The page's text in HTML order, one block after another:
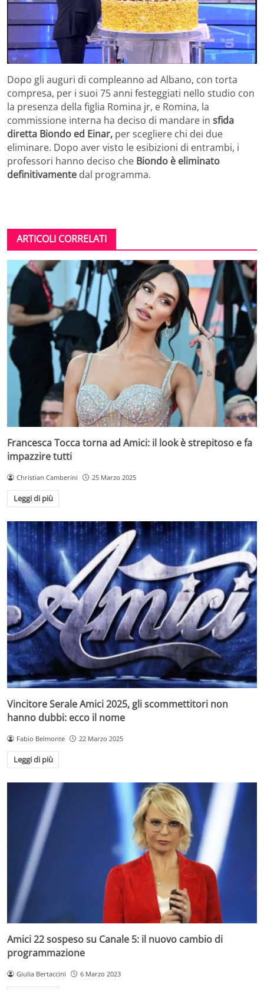
Dopo gli auguri di compleanno ad Albano, con torta
compresa, per i suoi 75 anni festeggiati nello studio con
la presenza della figlia Romina jr, e Romina, la
commissione interna ha deciso di mandare in sfida
diretta Biondo ed Einar, per scegliere chi dei due
eliminare. Dopo aver visto le esibizioni di entrambi, i
professori hanno deciso che Biondo è eliminato
definitivamente dal programma.
ARTICOLI CORRELATI
Francesca Tocca torna ad Amici: il look è strepitoso e fa
impazzire tutti
Christian Camberini 25 Marzo 2025
Leggi di più
Vincitore Serale Amici 2025, gli scommettitori non
hanno dubbi: ecco il nome
Fabio Belmonte 22 Marzo 2025
Leggi di più
Amici 22 sospeso su Canale 5: il nuovo cambio di
programmazione
Giulia Bertaccini 6 Marzo 2023